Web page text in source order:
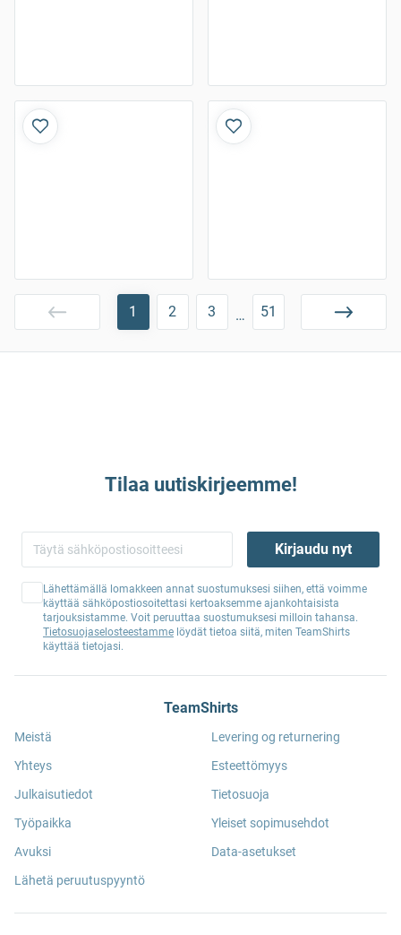
1 2 3 … 51
Tilaa uutiskirjeemme!
Kirjaudu nyt
Lähettämällä lomakkeen annat suostumuksesi siihen, että voimme
käyttää sähköpostiosoitettasi kertoaksemme ajankohtaisista
tarjouksistamme. Voit peruuttaa suostumuksesi milloin tahansa.
Tietosuojaselosteestamme löydät tietoa siitä, miten TeamShirts
käyttää tietojasi.
TeamShirts
Meistä
Yhteys
Julkaisutiedot
Työpaikka
Avuksi
Lähetä peruutuspyyntö
Levering og returnering
Esteettömyys
Tietosuoja
Yleiset sopimusehdot
Data-asetukset